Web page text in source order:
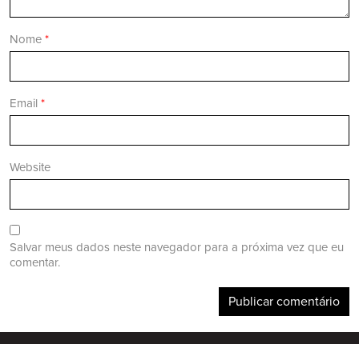
Nome *
Email *
Website
Salvar meus dados neste navegador para a próxima vez que eu
comentar.